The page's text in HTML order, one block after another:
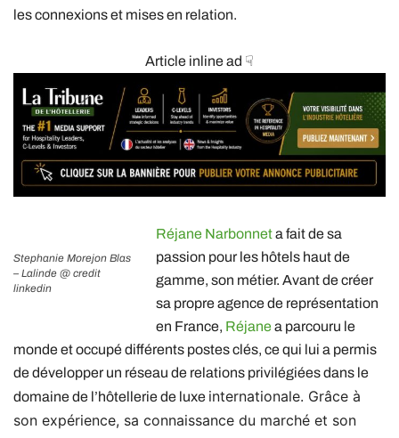
les connexions et mises en relation.
Article inline ad ☟
Stephanie Morejon Blas
– Lalinde @ credit
linkedin
Réjane Narbonneta fait de sa
passion pour les hôtels haut de
gamme, son métier. Avant de créer
sa propre agence de représentation
en France, Réjanea parcouru le
monde et occupé différents postes clés, ce qui lui a permis
de développer un réseau de relations privilégiées dans le
domaine de l’hôtellerie de luxe internationale. Grâce à
son expérience, sa connaissance du marché et son